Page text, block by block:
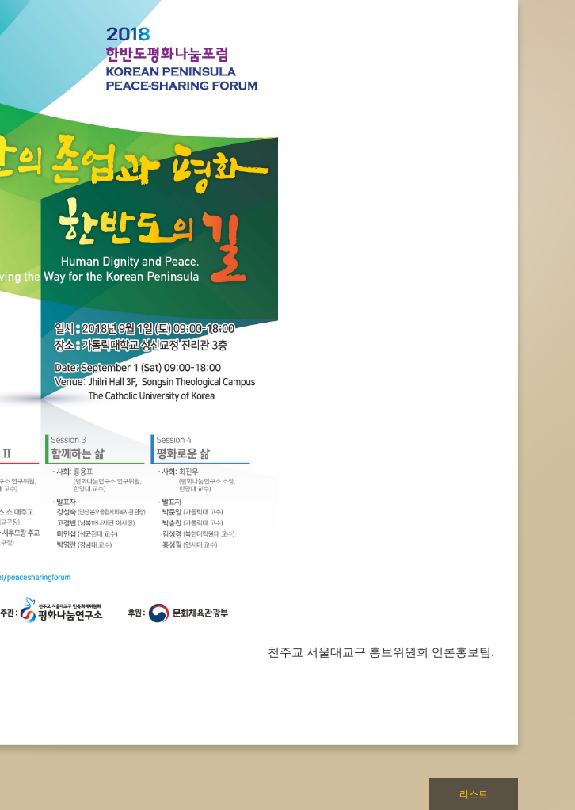
천주교 서울대교구 홍보위원회 언론홍보팀.